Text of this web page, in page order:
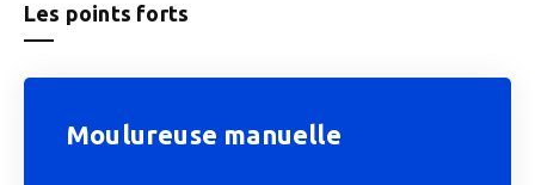
Les points forts
Moulureuse manuelle